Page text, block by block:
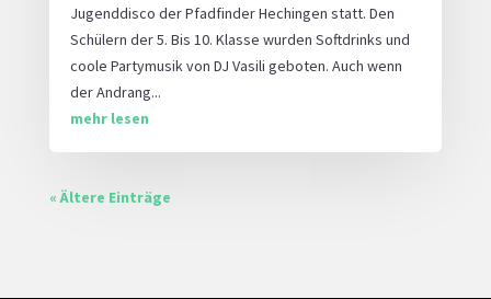
Jugenddisco der Pfadfinder Hechingen statt. Den
Schülern der 5. Bis 10. Klasse wurden Softdrinks und
coole Partymusik von DJ Vasili geboten. Auch wenn
der Andrang...
mehr lesen
« Ältere Einträge